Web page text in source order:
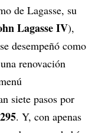
de Lagasse, su
Lagasse IV),
desempeñó como
renovación
siete pasos por
. Y, con apenas